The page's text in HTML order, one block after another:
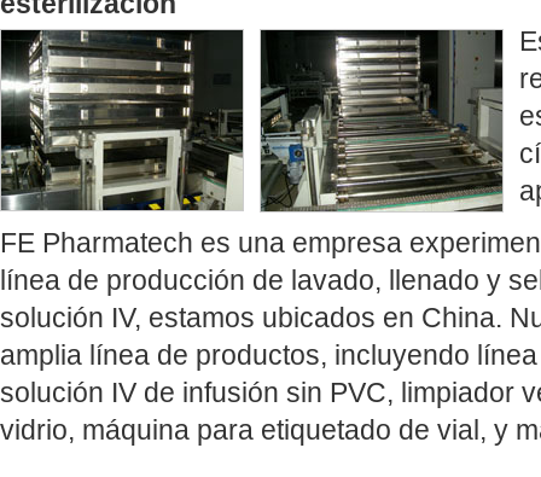
FE Pharmatech es una empresa
línea de producción de lavado, llenado y
solución IV, estamos ubicados en China.
amplia línea de productos, incluyendo
solución IV de infusión sin PVC, limpiador
vidrio, máquina para etiquetado de vial, y